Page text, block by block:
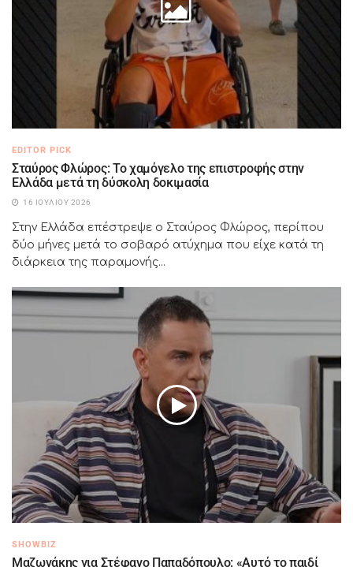
EDITOR PICK
Σταύρος Φλώρος: Το χαμόγελο της επιστροφής στην
Ελλάδα μετά τη δύσκολη δοκιμασία
16 ΙΟΥΛΊΟΥ 2026
Στην Ελλάδα επέστρεψε ο Σταύρος Φλώρος, περίπου
δύο μήνες μετά το σοβαρό ατύχημα που είχε κατά τη
διάρκεια της παραμονής...
SHOWBIZ
Μαζωνάκης για Στέφανο Παπαδόπουλο: «Αυτό το παιδί